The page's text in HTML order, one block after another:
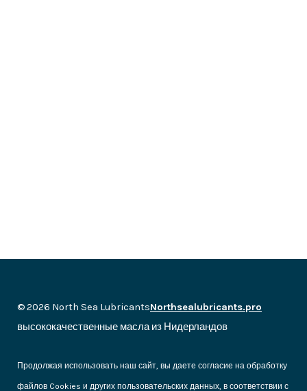
© 2026 North Sea LubricantsNorthsealubricants.pro
высококачественные масла из Нидерландов
Продолжая использовать наш сайт, вы даете согласие на обработку
файлов Cookies и других пользовательских данных, в соответствии с